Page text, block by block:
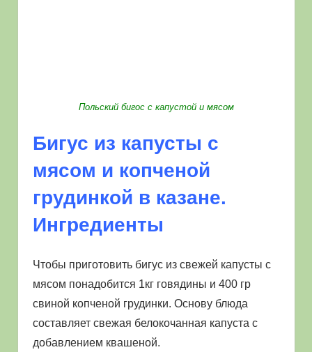
Польский бигос с капустой и мясом
Бигус из капусты с
мясом и копченой
грудинкой в казане.
Ингредиенты
Чтобы приготовить бигус из свежей капусты с
мясом понадобится 1кг говядины и 400 гр
свиной копченой грудинки. Основу блюда
составляет свежая белокочанная капуста с
добавлением квашеной.